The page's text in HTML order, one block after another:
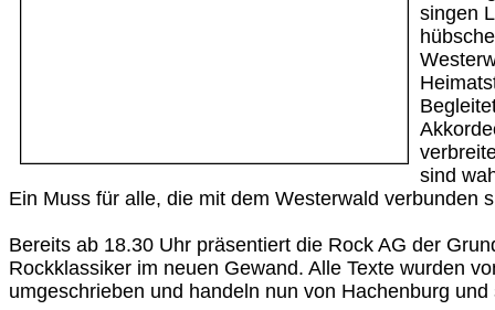
singen
sind
Ein Muss für alle, die mit dem Westerwald verbunden
Bereits ab 18.30 Uhr präsentiert die Rock AG der
Rockklassiker im neuen Gewand. Alle Texte wurden
umgeschrieben und handeln nun von Hachenburg